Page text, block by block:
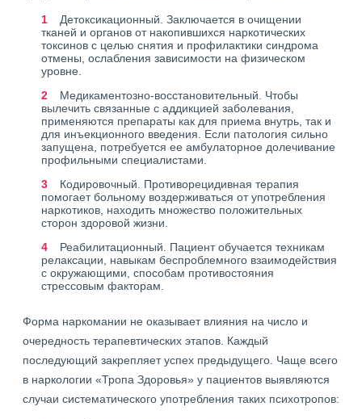
Детоксикационный. Заключается в очищении
тканей и органов от накопившихся наркотических
токсинов с целью снятия и профилактики синдрома
отмены, ослабления зависимости на физическом
уровне.
Медикаментозно-восстановительный. Чтобы
вылечить связанные с аддикцией заболевания,
применяются препараты как для приема внутрь, так и
для инъекционного введения. Если патология сильно
запущена, потребуется ее амбулаторное долечивание
профильными специалистами.
Кодировочный. Противорецидивная терапия
помогает больному воздерживаться от употребления
наркотиков, находить множество положительных
сторон здоровой жизни.
Реабилитационный. Пациент обучается техникам
релаксации, навыкам беспроблемного взаимодействия
с окружающими, способам противостояния
стрессовым факторам.
Форма наркомании не оказывает влияния на число и
очередность терапевтических этапов. Каждый
последующий закрепляет успех предыдущего. Чаще всего
в наркологии «Тропа Здоровья» у пациентов выявляются
случаи систематического употребления таких психотропов: